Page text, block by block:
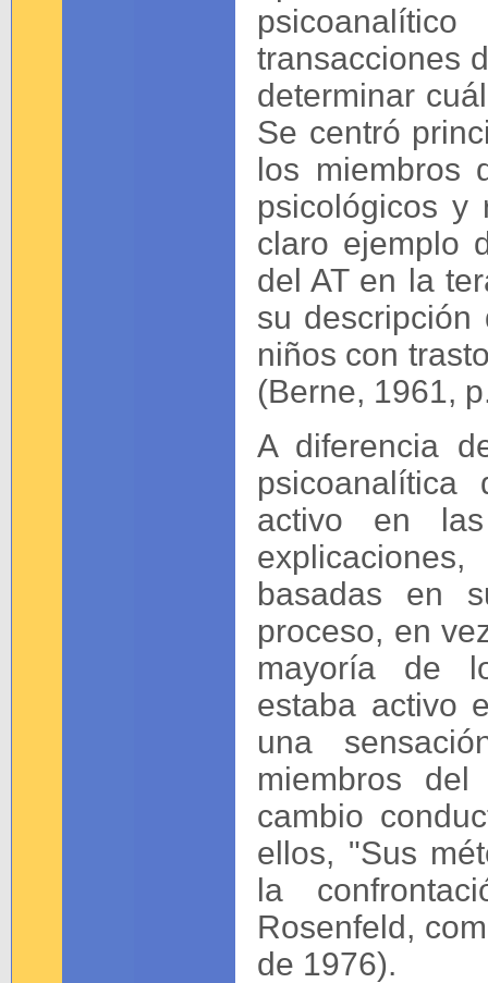
transacciones
determinar
Se centró
los miembros
psicológicos y
claro ejemplo
del AT en la
su
niños con
(Berne, 1961,
A diferencia
activo en
basadas en
proceso, en
mayoría de
estaba activo
una
miembros
cambio
ellos, "Sus
la
Rosenfeld,
de 1976).